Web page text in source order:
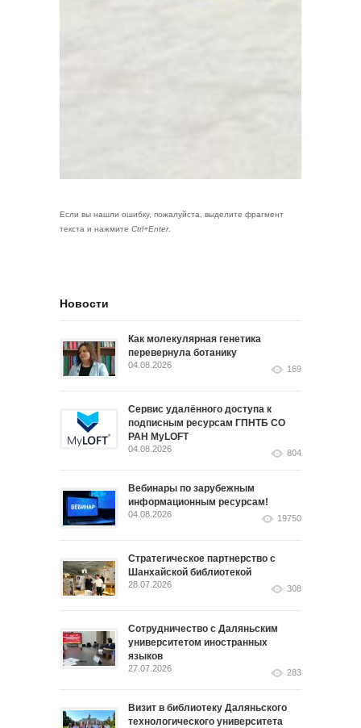
Если вы нашли ошибку, пожалуйста, выделите фрагмент
текста и нажмите Ctrl+Enter.
Новости
Как молекулярная генетика
перевернула ботанику
04.08.2026 169
Сервис удалённого доступа к
подписным ресурсам ГПНТБ СО
РАН MyLOFT
04.08.2026 804
Вебинары по зарубежным
информационным ресурсам!
04.08.2026 19750
Стратегическое партнерство с
Шанхайской библиотекой
28.07.2026 308
Сотрудничество с Даляньским
университетом иностранных
языков
27.07.2026 283
Визит в библиотеку Даляньского
технологического университета